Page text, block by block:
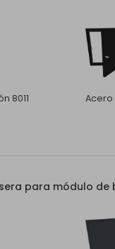
8011
para módulo